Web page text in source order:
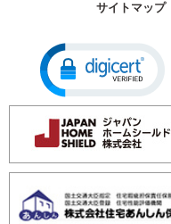
サイトマップ